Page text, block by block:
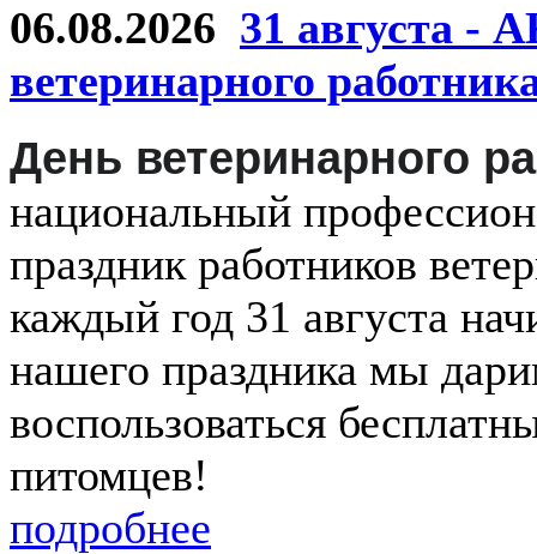
06.08.2026 31 августа -
ветеринарного
День ветеринарного
национальный
праздник работников
каждый год 31 августа
нашего праздника мы
воспользоваться
питомцев!
подробнее